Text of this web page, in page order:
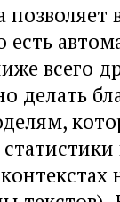
есть
всего
делать